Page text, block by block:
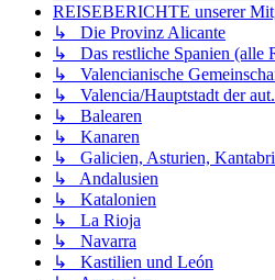
REISEBERICHTE unserer
↳ Die Provinz Alicante
↳ Das restliche Spanien (alle
↳ Valencianische
↳ Valencia/Hauptstadt der
↳ Balearen
↳ Kanaren
↳ Galicien, Asturien,
↳ Andalusien
↳ Katalonien
↳ La Rioja
↳ Navarra
↳ Kastilien und León